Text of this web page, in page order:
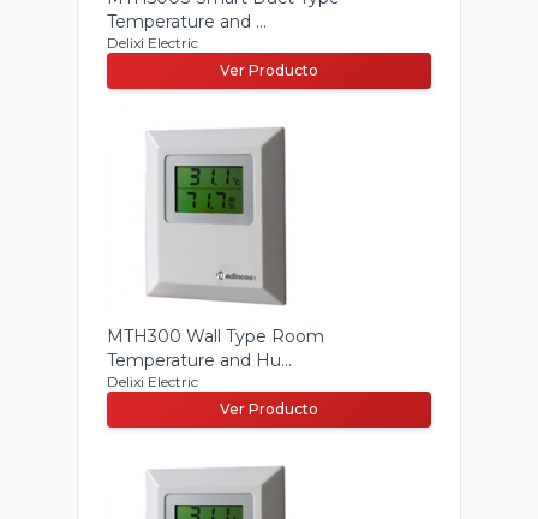
Temperature and ...
Delixi Electric
Ver Producto
MTH300 Wall Type Room
Temperature and Hu...
Delixi Electric
Ver Producto